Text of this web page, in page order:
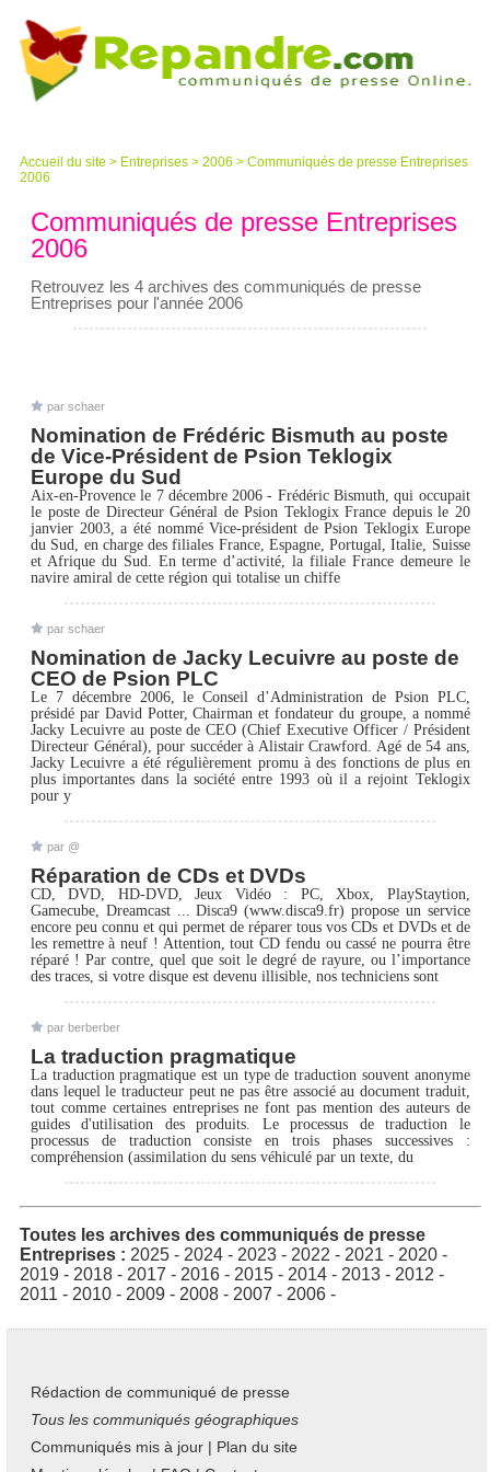
Accueil du site > Entreprises > 2006 > Communiqués de presse Entreprises
2006
Communiqués de presse Entreprises
2006
Retrouvez les 4 archives des communiqués de presse
Entreprises pour l'année 2006
par schaer
Nomination de Frédéric Bismuth au poste
de Vice-Président de Psion Teklogix
Europe du Sud
Aix-en-Provence le 7 décembre 2006 - Frédéric Bismuth, qui occupait
le poste de Directeur Général de Psion Teklogix France depuis le 20
janvier 2003, a été nommé Vice-président de Psion Teklogix Europe
du Sud, en charge des filiales France, Espagne, Portugal, Italie, Suisse
et Afrique du Sud. En terme d’activité, la filiale France demeure le
navire amiral de cette région qui totalise un chiffe
par schaer
Nomination de Jacky Lecuivre au poste de
CEO de Psion PLC
Le 7 décembre 2006, le Conseil d’Administration de Psion PLC,
présidé par David Potter, Chairman et fondateur du groupe, a nommé
Jacky Lecuivre au poste de CEO (Chief Executive Officer / Président
Directeur Général), pour succéder à Alistair Crawford. Agé de 54 ans,
Jacky Lecuivre a été régulièrement promu à des fonctions de plus en
plus importantes dans la société entre 1993 où il a rejoint Teklogix
pour y
par @
Réparation de CDs et DVDs
CD, DVD, HD-DVD, Jeux Vidéo : PC, Xbox, PlayStaytion,
Gamecube, Dreamcast ... Disca9 (www.disca9.fr) propose un service
encore peu connu et qui permet de réparer tous vos CDs et DVDs et de
les remettre à neuf ! Attention, tout CD fendu ou cassé ne pourra être
réparé ! Par contre, quel que soit le degré de rayure, ou l’importance
des traces, si votre disque est devenu illisible, nos techniciens sont
par berberber
La traduction pragmatique
La traduction pragmatique est un type de traduction souvent anonyme
dans lequel le traducteur peut ne pas être associé au document traduit,
tout comme certaines entreprises ne font pas mention des auteurs de
guides d'utilisation des produits. Le processus de traduction le
processus de traduction consiste en trois phases successives :
compréhension (assimilation du sens véhiculé par un texte, du
Toutes les archives des communiqués de presse
Entreprises : 2025 - 2024 - 2023 - 2022 - 2021 - 2020 -
2019 - 2018 - 2017 - 2016 - 2015 - 2014 - 2013 - 2012 -
2011 - 2010 - 2009 - 2008 - 2007 - 2006 -
Rédaction de communiqué de presse
Tous les communiqués géographiques
Communiqués mis à jour | Plan du site